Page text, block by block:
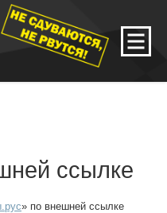
ссылке
» по внешней ссылке